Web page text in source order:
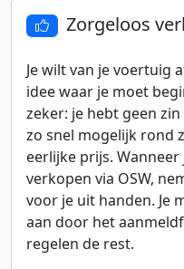
Zorgeloos
Je wilt van je voertuig
idee waar je moet
zeker: je hebt geen
zo snel mogelijk rond
eerlijke prijs.
verkopen via OSW,
voor je uit handen. Je
aan door het
regelen de rest.